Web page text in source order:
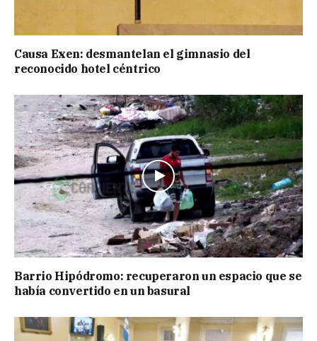
Causa Exen: desmantelan el gimnasio del
reconocido hotel céntrico
Barrio Hipódromo: recuperaron un espacio que se
había convertido en un basural